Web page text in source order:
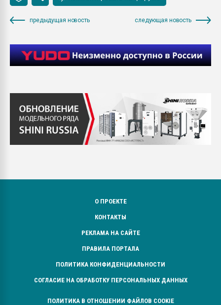
предыдущая новость следующая новость
О ПРОЕКТЕ
КОНТАКТЫ
РЕКЛАМА НА САЙТЕ
ПРАВИЛА ПОРТАЛА
ПОЛИТИКА КОНФИДЕНЦИАЛЬНОСТИ
СОГЛАСИЕ НА ОБРАБОТКУ ПЕРСОНАЛЬНЫХ ДАННЫХ
ПОЛИТИКА В ОТНОШЕНИИ ФАЙЛОВ COOKIE